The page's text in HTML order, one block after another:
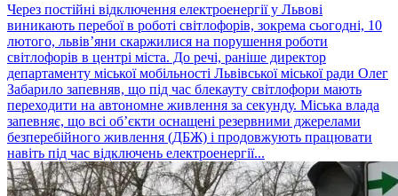
Через постійні відключення електроенергії у Львові
виникають перебої в роботі світлофорів, зокрема сьогодні, 10
лютого, львів’яни скаржилися на порушення роботи
світлофорів в центрі міста. До речі, раніше директор
департаменту міської мобільності Львівської міської ради Олег
Забарило запевняв, що під час блекауту світлофори мають
переходити на автономне живлення за секунду. Міська влада
запевняє, що всі об’єкти оснащені резервними джерелами
безперебійного живлення (ДБЖ) і продовжують працювати
навіть під час відключень електроенергії...